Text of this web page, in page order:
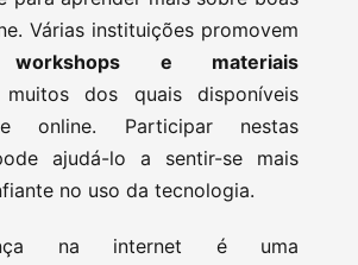
Várias instituições promovem
workshops e materiais
dos quais disponíveis
online. Participar nestas
ajudá-lo a sentir-se mais
no uso da tecnologia.
na internet é uma